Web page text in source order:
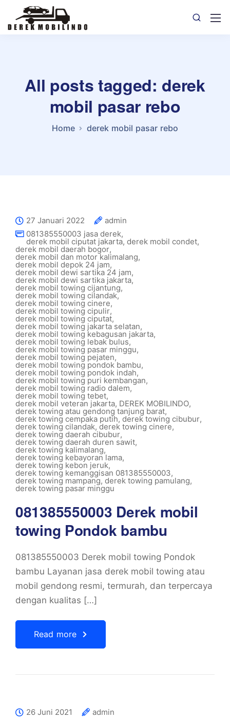
All posts tagged: derek
mobil pasar rebo
Home derek mobil pasar rebo
27 Januari 2022
admin
081385550003 jasa derek,
derek mobil ciputat jakarta, derek mobil condet,
derek mobil daerah bogor,
derek mobil dan motor kalimalang,
derek mobil depok 24 jam,
derek mobil dewi sartika 24 jam,
derek mobil dewi sartika jakarta,
derek mobil towing cijantung,
derek mobil towing cilandak,
derek mobil towing cinere,
derek mobil towing cipulir,
derek mobil towing ciputat,
derek mobil towing jakarta selatan,
derek mobil towing kebagusan jakarta,
derek mobil towing lebak bulus,
derek mobil towing pasar minggu,
derek mobil towing pejaten,
derek mobil towing pondok bambu,
derek mobil towing pondok indah,
derek mobil towing puri kembangan,
derek mobil towing radio dalem,
derek mobil towing tebet,
derek mobil veteran jakarta, DEREK MOBILINDO,
derek towing atau gendong tanjung barat,
derek towing cempaka putih, derek towing cibubur,
derek towing cilandak, derek towing cinere,
derek towing daerah cibubur,
derek towing daerah duren sawit,
derek towing kalimalang,
derek towing kebayoran lama,
derek towing kebon jeruk,
derek towing kemanggisan 081385550003,
derek towing mampang, derek towing pamulang,
derek towing pasar minggu
081385550003 Derek mobil
towing Pondok bambu
081385550003 Derek mobil towing Pondok
bambu Layanan jasa derek mobil towing atau
mobil gendong resmi, termurah, dan terpercaya
dengan kualitas […]
Read more
26 Juni 2021
admin